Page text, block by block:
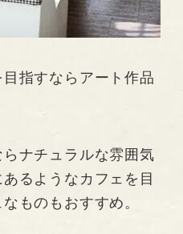
指すならアート作品
ナチュラルな雰囲気
るようなカフェを目
ものもおすすめ。